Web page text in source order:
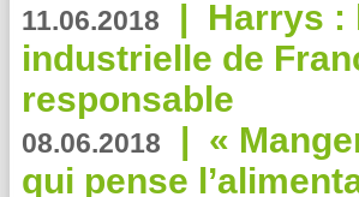
11.06.2018 | Harrys :
industrielle de
responsable
08.06.2018 | «
qui pense